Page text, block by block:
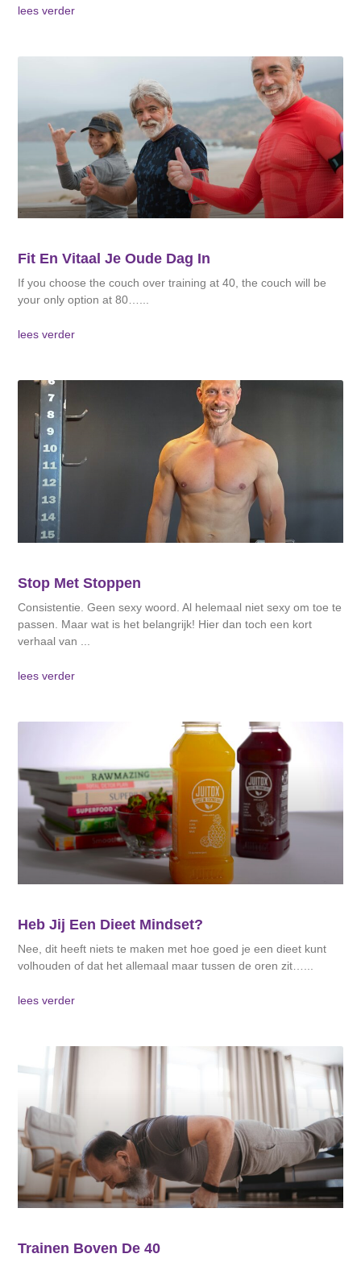
lees verder
Fit En Vitaal Je Oude Dag In
If you choose the couch over training at 40, the couch will be
your only option at 80…
lees verder
Stop Met Stoppen
Consistentie. Geen sexy woord. Al helemaal niet sexy om toe te
passen. Maar wat is het belangrijk! Hier dan toch een kort
verhaal van
lees verder
Heb Jij Een Dieet Mindset?
Nee, dit heeft niets te maken met hoe goed je een dieet kunt
volhouden of dat het allemaal maar tussen de oren zit…
lees verder
Trainen Boven De 40